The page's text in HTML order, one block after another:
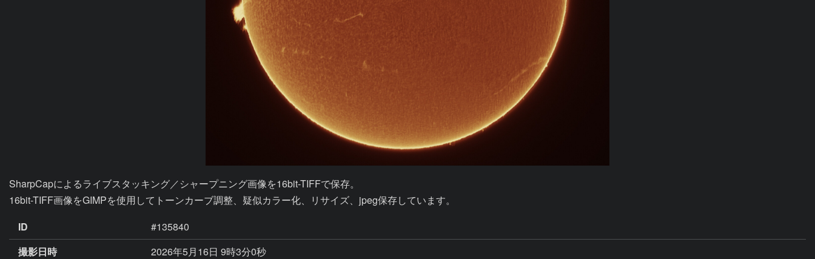
SharpCapによるライブスタッキング／シャープニング画像を16bit-TIFFで保存。
16bit-TIFF画像をGIMPを使用してトーンカーブ調整、疑似カラー化、リサイズ、jpeg保存しています。
ID
#135840
撮影日時
2026年5月16日 9時3分0秒